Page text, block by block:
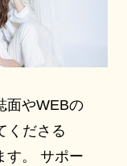
面やWEBの
くださる
す。 サポー